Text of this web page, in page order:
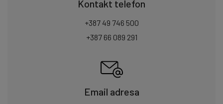
Kontakt telefon
+387 49 746 500
+387 66 089 291
Email adresa